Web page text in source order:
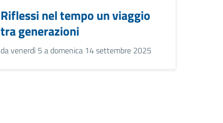
Riflessi nel tempo un viaggio
tra generazioni
da venerdì 5 a domenica 14 settembre 2025